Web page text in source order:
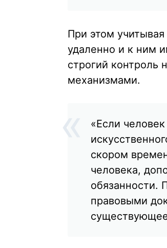
При этом
удаленно и к ним
строгий контроль
механизмами.
«Если
скором
человека,
обязанности.
правовыми